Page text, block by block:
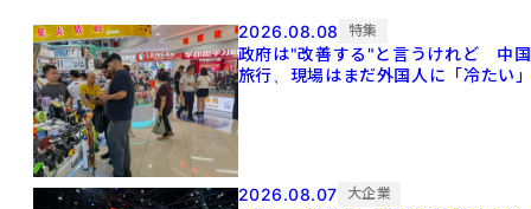
2026.08.08 特集
政府は"改善する"と言うけれど 中国
旅行、現場はまだ外国人に「冷たい
2026.08.07 大企業